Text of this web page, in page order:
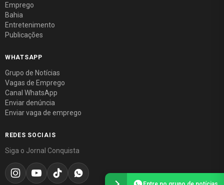
Emprego
Bahia
Entretenimento
Publicações
WHATSAPP
Grupo de Notícias
Vagas de Emprego
Canal WhatsApp
Enviar denúncia
Enviar vaga de emprego
REDES SOCIAIS
Siga o Jornal Conquista